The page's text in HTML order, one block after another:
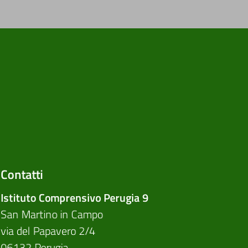
Contatti
Istituto Comprensivo Perugia 9
San Martino in Campo
via del Papavero 2/4